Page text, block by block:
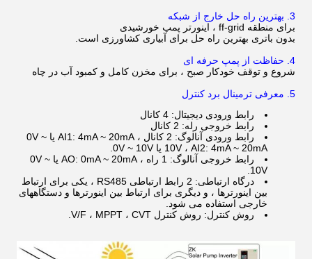
3. بهترین راه حل خارج از شبکه
برای منطقه ff-grid ، اینورتر پمپ خورشیدی
بدون باتری بهترین راه حل برای آبیاری کشاورزی است.
4. حفاظت از پمپ حرفه ای
شروع و توقف خودکار صبح ، برای مخزن کامل و کمبود آب در چاه
5. معرفی ترمینال برد کنترل
رابط ورودی دیجیتال: 4 کانال
رابط خروجی رله: 2 کانال
رابط ورودی آنالوگ: 2 کانال ، AI1: 4mA ~ 20mA یا 0V ~
10V ، AI2: 4mA ~ 20mA یا 0V ~ 10V.
رابط خروجی آنالوگ: 1 راه ، AO: 0mA ~ 20mA یا 0V ~
10V.
درگاه ارتباطی: 2 رابط ارتباطی RS485 ، یکی برای ارتباط
بین اینورترها ، و دیگری برای ارتباط بین اینورترها و دستگاههای
خارجی استفاده می شود.
روش کنترل: روش کنترل V/F ، MPPT ، CVT.